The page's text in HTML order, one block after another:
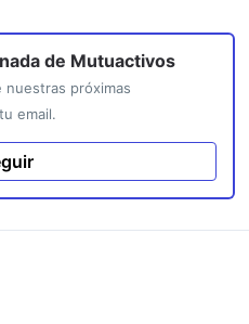
de Mutuactivos
nuestras próximas
email.